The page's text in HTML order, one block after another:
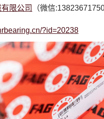
限公司 （微信
?id=20238